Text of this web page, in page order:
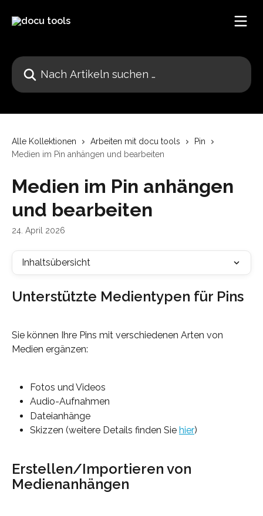
Nach Artikeln suchen …
Alle Kollektionen Arbeiten mit docu tools
Pin
Medien im Pin anhängen und bearbeiten
Medien im Pin anhängen
und bearbeiten
24. April 2026
Inhaltsübersicht
Unterstützte Medientypen für Pins
Sie können Ihre Pins mit verschiedenen Arten von
Medien ergänzen:
Fotos und Videos
Audio-Aufnahmen
Dateianhänge
Skizzen (weitere Details finden Sie hier)
Erstellen/Importieren von
Medienanhängen